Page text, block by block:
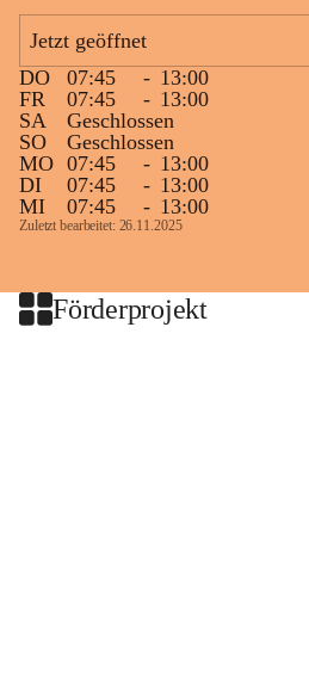
Jetzt geöffnet
DO
07:45 - 13:00
FR
07:45 - 13:00
SA
Geschlossen
SO
Geschlossen
MO 07:45 - 13:00
DI
07:45 - 13:00
MI
07:45 - 13:00
Zuletzt bearbeitet: 26.11.2025
Förderprojekt